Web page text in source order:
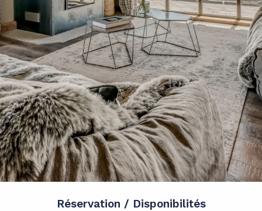
Réservation / Disponibilités